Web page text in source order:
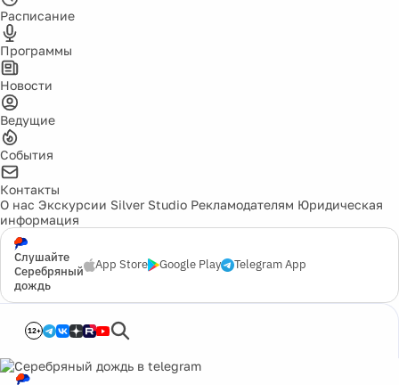
Расписание
Программы
Новости
Ведущие
События
Контакты
О нас Экскурсии Silver Studio Рекламодателям Юридическая
информация
Слушайте
Серебряный
дождь
App Store Google Play Telegram App
12+